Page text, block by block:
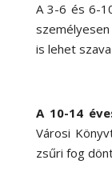
A 3-6 és 6-
is lehet
A 10-14
Városi
zsűri fog